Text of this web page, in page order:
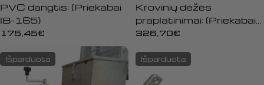
PVC dangtis: (Priekabai
IB-165)
Įprasta
175,45€
Krovinių dėžės
praplatinimai: (Priekabai
IB-165)
Įprasta
326,70€
Išparduota Išparduota